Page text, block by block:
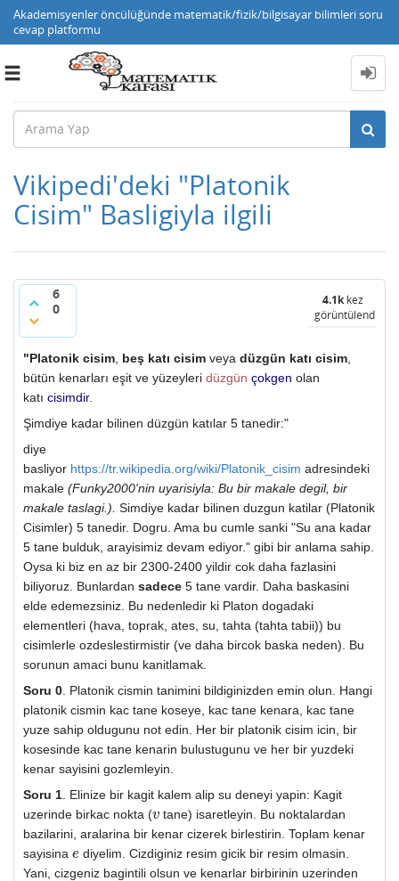
Akademisyenler öncülüğünde matematik/fizik/bilgisayar bilimleri soru
cevap platformu
Toggle
Vikipedi'deki "Platonik
Cisim" Basligiyla ilgili
6
0
4.1kkez
görüntülendi
"Platonik cisim beş katı cisim veya düzgün katı cisim
bütün kenarları eşit ve yüzeyleri düzgün çokgen olan
katı cisimdir.
Şimdiye kadar bilinen düzgün katılar 5 tanedir:"
diye
basliyor https://tr.wikipedia.org/wiki/Platonik_cisim adresindeki
makale (Funky2000'nin uyarisiyla: Bu bir makale degil, bir
makale taslagi.). Simdiye kadar bilinen duzgun katilar (Platonik
Cisimler) 5 tanedir. Dogru. Ama bu cumle sanki "Su ana kadar
5 tane bulduk, arayisimiz devam ediyor." gibi bir anlama sahip.
Oysa ki biz en az bir 2300-2400 yildir cok daha fazlasini
biliyoruz. Bunlardan sadece 5 tane vardir. Daha baskasini
elde edemezsiniz. Bu nedenledir ki Platon dogadaki
elementleri (hava, toprak, ates, su, tahta (tahta tabii)) bu
cisimlerle ozdeslestirmistir (ve daha bircok baska neden). Bu
sorunun amaci bunu kanitlamak.
Soru 0 . Platonik cismin tanimini bildiginizden emin olun. Hangi
platonik cismin kac tane koseye, kac tane kenara, kac tane
yuze sahip oldugunu not edin. Her bir platonik cisim icin, bir
kosesinde kac tane kenarin bulustugunu ve her bir yuzdeki
kenar sayisini gozlemleyin.
Soru 1 . Elinize bir kagit kalem alip su deneyi yapin: Kagit
uzerinde birkac nokta (v
v tane) isaretleyin. Bu noktalardan
bazilarini, aralarina bir kenar cizerek birlestirin. Toplam kenar
sayisina e
e diyelim. Cizdiginiz resim gicik bir resim olmasin.
Yani, cizgeniz bagintili olsun ve kenarlar birbirinin uzerinden